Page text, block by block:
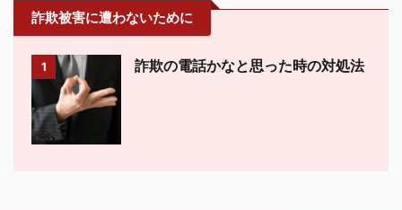
詐欺被害に遭わないために
1 詐欺の電話かなと思った時の対処法